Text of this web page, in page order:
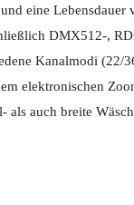
eine Lebensdauer
DMX512-,
Kanalmodi (22/
elektronischen
als auch breite